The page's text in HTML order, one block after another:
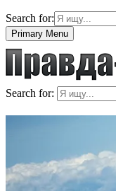
Search for:
Primary Menu
Search for: